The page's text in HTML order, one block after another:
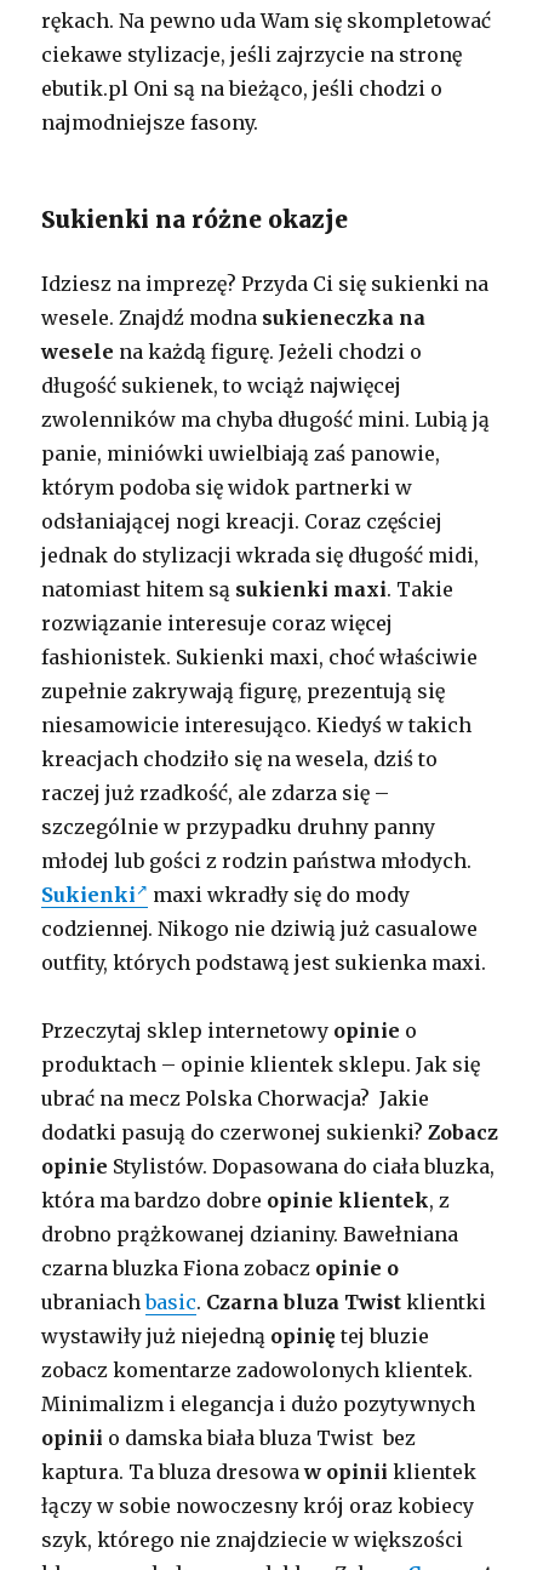
rękach. Na pewno uda Wam się skompletować
ciekawe stylizacje, jeśli zajrzycie na stronę
ebutik.pl Oni są na bieżąco, jeśli chodzi o
najmodniejsze fasony.
Sukienki na różne okazje
Idziesz na imprezę? Przyda Ci się sukienki na
wesele. Znajdź modna sukieneczka na
wesele na każdą figurę. Jeżeli chodzi o
długość sukienek, to wciąż najwięcej
zwolenników ma chyba długość mini. Lubią ją
panie, miniówki uwielbiają zaś panowie,
którym podoba się widok partnerki w
odsłaniającej nogi kreacji. Coraz częściej
jednak do stylizacji wkrada się długość midi,
natomiast hitem są sukienki maxi. Takie
rozwiązanie interesuje coraz więcej
fashionistek. Sukienki maxi, choć właściwie
zupełnie zakrywają figurę, prezentują się
niesamowicie interesująco. Kiedyś w takich
kreacjach chodziło się na wesela, dziś to
raczej już rzadkość, ale zdarza się –
szczególnie w przypadku druhny panny
młodej lub gości z rodzin państwa młodych.
Sukienki
maxi wkradły się do mody
codziennej. Nikogo nie dziwią już casualowe
outfity, których podstawą jest sukienka maxi.
Przeczytaj sklep internetowy opinie o
produktach – opinie klientek sklepu. Jak się
ubrać na mecz Polska Chorwacja? Jakie
dodatki pasują do czerwonej sukienki?Zobacz
opinie Stylistów. Dopasowana do ciała bluzka,
która ma bardzo dobre opinie klientek, z
drobno prążkowanej dzianiny.Bawełniana
czarna bluzka Fiona zobacz opinie o
ubraniachbasic. Czarna bluza Twist klientki
wystawiły już niejedną opinię tej bluzie
zobacz komentarze zadowolonych klientek.
Minimalizm i elegancja i dużo pozytywnych
opinii o damskabiała bluza Twist bez
kaptura. Ta bluza dresowaw opinii klientek
łączy w sobie nowoczesny krój oraz kobiecy
szyk, którego nie znajdziecie w większości